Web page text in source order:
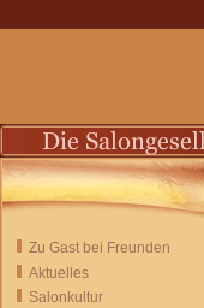
Zu Gast bei Freunden
Aktuelles
Salonkultur